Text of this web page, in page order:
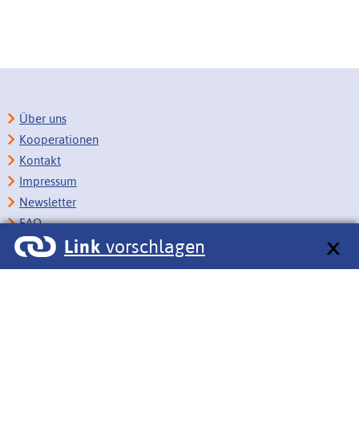
Link vorschlagen
Über uns
Kooperationen
Kontakt
Impressum
Newsletter
FAQ
Copyright